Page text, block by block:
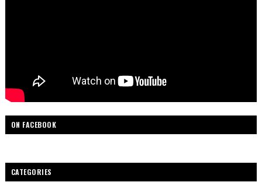
ON FACEBOOK
CATEGORIES